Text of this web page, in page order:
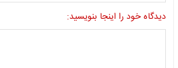
دیدگاه خود را اینجا بنویسید: